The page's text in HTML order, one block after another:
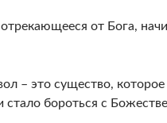
от Бога,
– это существо,
бороться с